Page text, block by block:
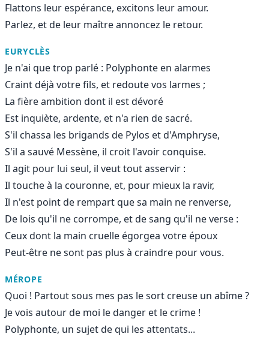
Flattons leur espérance, excitons leur amour.
Parlez, et de leur maître annoncez le retour.
EURYCLÈS
Je n'ai que trop parlé : Polyphonte en alarmes
Craint déjà votre fils, et redoute vos larmes ;
La fière ambition dont il est dévoré
Est inquiète, ardente, et n'a rien de sacré.
S'il chassa les brigands de Pylos et d'Amphryse,
S'il a sauvé Messène, il croit l'avoir conquise.
Il agit pour lui seul, il veut tout asservir :
Il touche à la couronne, et, pour mieux la ravir,
Il n'est point de rempart que sa main ne renverse,
De lois qu'il ne corrompe, et de sang qu'il ne verse :
Ceux dont la main cruelle égorgea votre époux
Peut-être ne sont pas plus à craindre pour vous.
MÉROPE
Quoi ! Partout sous mes pas le sort creuse un abîme ?
Je vois autour de moi le danger et le crime !
Polyphonte, un sujet de qui les attentats...